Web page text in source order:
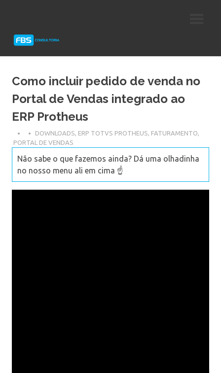
Protheus
Como incluir pedido de venda no
Portal de Vendas integrado ao
ERP Protheus
DOWNLOADS, ERP TOTVS PROTHEUS, FATURAMENTO,
PORTAL DE VENDAS
Não sabe o que fazemos ainda? Dá uma olhadinha
no nosso menu ali em cima ☝️